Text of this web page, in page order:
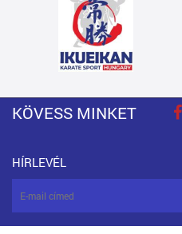
KÖVESS MINKET
HÍRLEVÉL